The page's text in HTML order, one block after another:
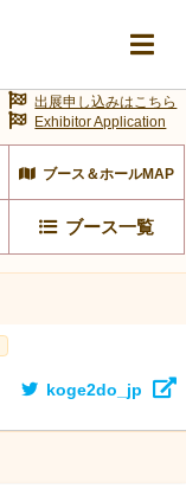
ブース＆ホールMAP
ブース一覧
出展申し込みはこちら
Exhibitor Application
koge2do_jp